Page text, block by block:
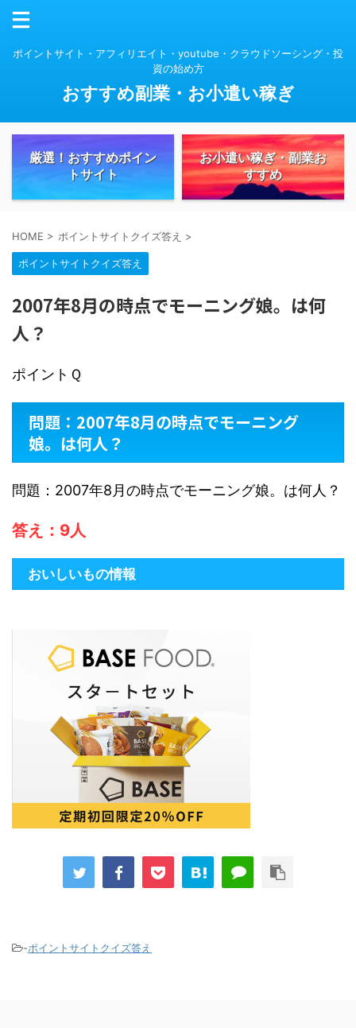
ポイントサイト・アフィリエイト・youtube・クラウドソーシング・投
資の始め方
おすすめ副業・お小遣い稼ぎ
厳選！おすすめポイン
トサイト
お小遣い稼ぎ・副業お
すすめ
HOME > ポイントサイトクイズ答え >
ポイントサイトクイズ答え
2007年8月の時点でモーニング娘。は何
人？
ポイントＱ
問題：2007年8月の時点でモーニング
娘。は何人？
問題：2007年8月の時点でモーニング娘。は何人？
答え：9人
おいしいもの情報
-ポイントサイトクイズ答え